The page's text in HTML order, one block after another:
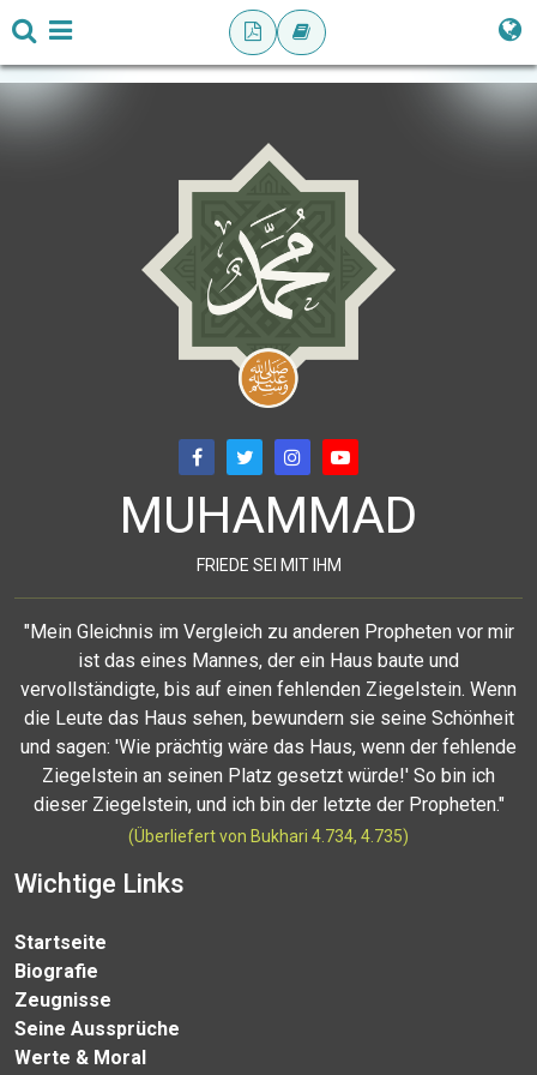
MUHAMMAD
FRIEDE SEI MIT IHM
"Mein Gleichnis im Vergleich zu anderen Propheten vor mir
ist das eines Mannes, der ein Haus baute und
vervollständigte, bis auf einen fehlenden Ziegelstein. Wenn
die Leute das Haus sehen, bewundern sie seine Schönheit
und sagen: 'Wie prächtig wäre das Haus, wenn der fehlende
Ziegelstein an seinen Platz gesetzt würde!' So bin ich
dieser Ziegelstein, und ich bin der letzte der Propheten."
(Überliefert von Bukhari 4.734, 4.735)
Wichtige Links
Startseite
Biografie
Zeugnisse
Seine Aussprüche
Werte & Moral